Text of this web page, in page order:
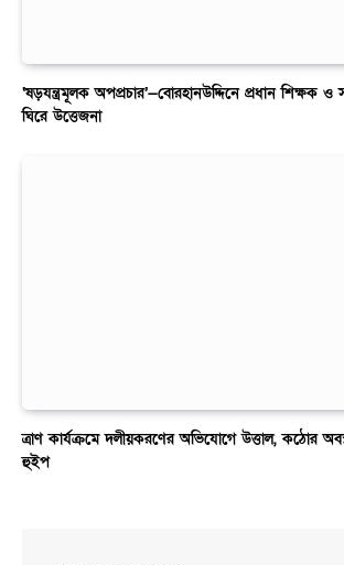
‘ষড়যন্ত্রমূলক অপপ্রচার’—বোরহানউদ্দিনে প্রধান শিক্ষক
ঘিরে উত্তেজনা
ত্রাণ কার্যক্রমে দলীয়করণের অভিযোগে উত্তাল, কঠোর
হুইপ